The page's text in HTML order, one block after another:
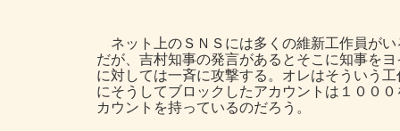
ネット上のＳＮＳには多くの維新工作員が
だが、吉村知事の発言があるとそこに知事を
に対しては一斉に攻撃する。オレはそういう
にそうしてブロックしたアカウントは１００
カウントを持っているのだろう。